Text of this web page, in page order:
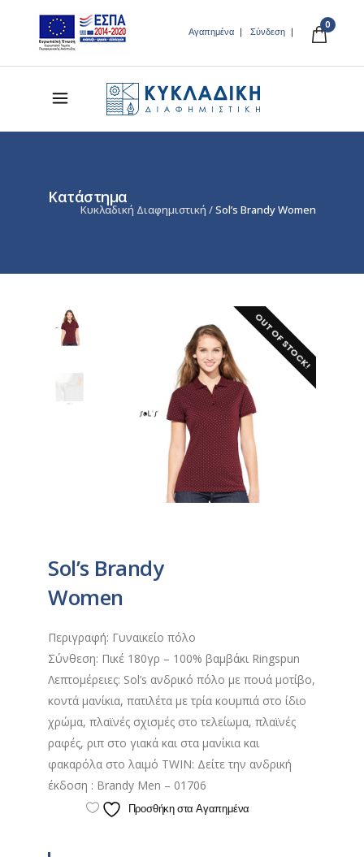
Αγαπημένα Σύνδεση
0
Κατάστημα
Κυκλαδική Διαφημιστική /Sol’s Brandy Women
OUT OF STOCK!
Sol’s Brandy
Women
Περιγραφή: Γυναικείο πόλο
Σύνθεση: Πικέ 180γρ – 100% βαμβάκι Ringspun
Λεπτομέρειες: Sol’s ανδρικό πόλο με πουά μοτίβο,
κοντά μανίκια, πατιλέτα με τρία κουμπιά στο ίδιο
χρώμα, πλαϊνές σχισμές στο τελείωμα, πλαϊνές
ραφές, ριπ στο γιακά και στα μανίκια και
φακαρόλα στο λαιμό TWIN: Δείτε την ανδρική
έκδοση : Brandy Men – 01706
Προσθήκη στα Αγαπημένα